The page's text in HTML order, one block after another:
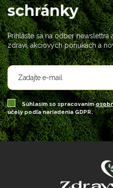
schránky
Prihláste sa na odber
zdraví, akciových ponukách a
Súhlasím so spracovaním
účely podľa nariadenia GDPR.